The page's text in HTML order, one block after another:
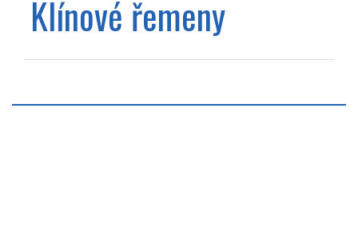
Klínové řemeny